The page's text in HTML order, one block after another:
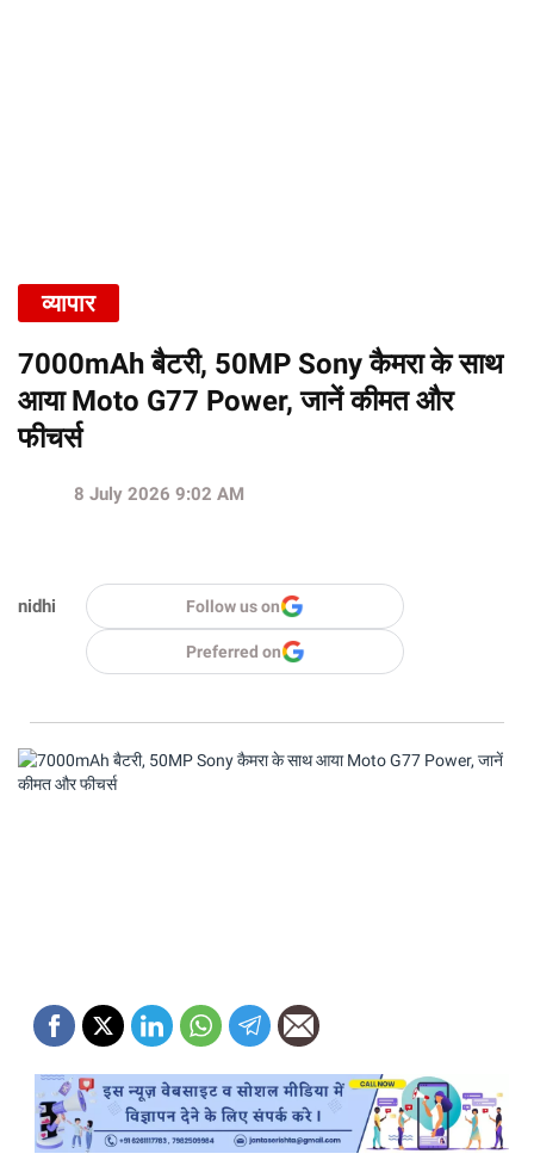
व्यापार
7000mAh बैटरी, 50MP Sony कैमरा के साथ
आया Moto G77 Power, जानें कीमत और
फीचर्स
nidhi
8 July 2026 9:02 AM
Follow us on
Preferred on